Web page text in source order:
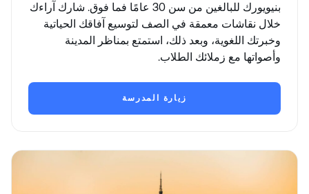
بنيويورك للبالغين من سن 30 عامًا فما فوق. شارك آراءك
خلال نقاشات معمقة في الصف لتوسيع آفاقك الحياتية
وخبرتك اللغوية، وبعد ذلك، استمتع بمناظر المدينة
وأصواتها مع زملائك الطلاب.
زيارة المدرسة